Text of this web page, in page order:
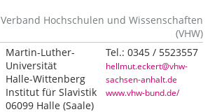
Verband Hochschulen und Wissenschaften
(VHW)
Martin-Luther-
Universität
Halle-Wittenberg
Institut für Slavistik
06099 Halle (Saale)
Tel.:0345 / 5523557
hellmut.eckert@vhw-
sachsen-anhalt.de
www.vhw-bund.de/